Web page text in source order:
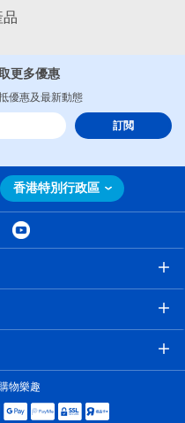
更多優惠
優惠及最新動態
訂閲
香港特別行政區
物樂趣